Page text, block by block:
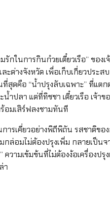
รักในการกินก๋วยเตี๋ยวเรือ” ขอ
ละต่างจังหวัด เพื่อเก็บเกี่ยวปร
สุดคือ “น้ำปรุงลับเฉพาะ” ที่แต
ำปลา แต่ที่ทิชชา เตี๋ยวเรือ เจ้า
อมเสิร์ฟลงชามทันที
รเคี่ยวอย่างพิถีพิถัน รสชาติของ
ล่อมไม่ต้องปรุงเพิ่ม กลายเป็น
ความเข้มข้นที่ไม่ต้องง้อเครื่องป
า